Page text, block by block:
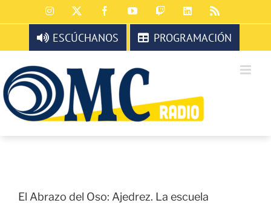
al
contenido
Instagram FacebookYouTubeTwitchLinkedIn
ESCÚCHANOS PROGRAMACIÓN
El Abrazo del Oso: Ajedrez. La escuela